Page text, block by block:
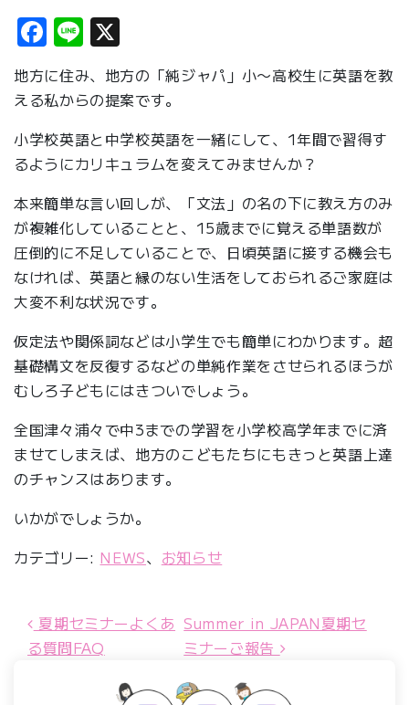
Facebook
Line
地方に住み、地方の「純ジャパ」小〜高校生に英語を教
える私からの提案です。
小学校英語と中学校英語を一緒にして、1年間で習得す
るようにカリキュラムを変えてみませんか？
本来簡単な言い回しが、「文法」の名の下に教え方のみ
が複雑化していることと、15歳までに覚える単語数が
圧倒的に不足していることで、日頃英語に接する機会も
なければ、英語と縁のない生活をしておられるご家庭は
大変不利な状況です。
仮定法や関係詞などは小学生でも簡単にわかります。超
基礎構文を反復するなどの単純作業をさせられるほうが
むしろ子どもにはきついでしょう。
全国津々浦々で中3までの学習を小学校高学年までに済
ませてしまえば、地方のこどもたちにもきっと英語上達
のチャンスはあります。
いかがでしょうか。
カテゴリー: NEWS、 お知らせ
投稿ナビゲーション
夏期セミナーよくあ
る質問FAQ
Summer in JAPAN夏期セ
ミナーご報告